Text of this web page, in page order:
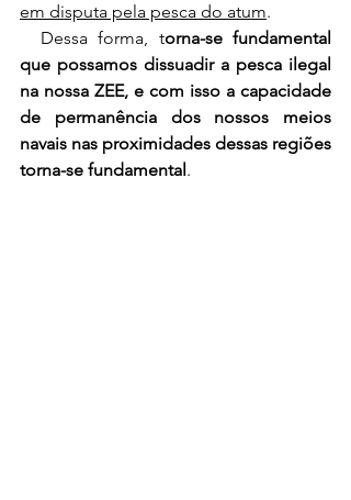
em disputa pela pesca do atum.
  Dessa forma, t
orna-se fundamental
que possamos dissuadir a pesca ilegal
na nossa ZEE, e com isso a capacidade
de permanência dos nossos meios
navais nas proximidades dessas regiões
torna-se fundamental .